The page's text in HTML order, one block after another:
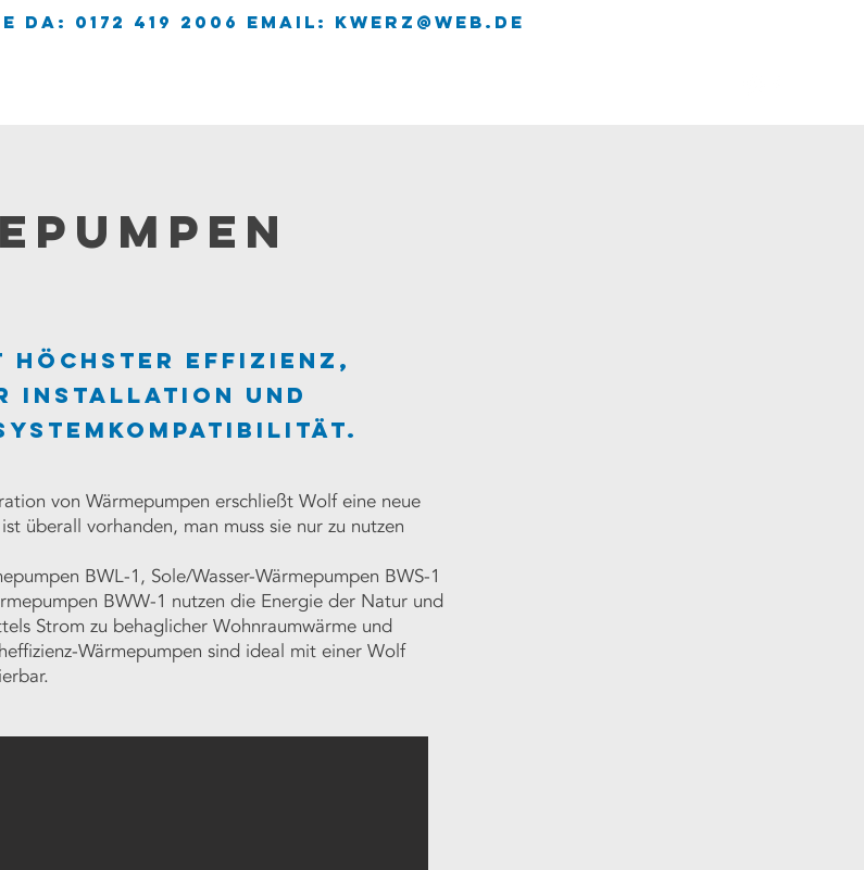
0172 419 2006 EMAIL: kwerz@web.de
höchster Effizienz,
Installation und
von Wärmepumpen erschließt Wolf eine neue
überall vorhanden, man muss sie nur zu nutzen
BWL-1, Sole/Wasser-Wärmepumpen BWS-1
BWW-1 nutzen die Energie der Natur und
Strom zu behaglicher Wohnraumwärme und
Wärmepumpen sind ideal mit einer Wolf